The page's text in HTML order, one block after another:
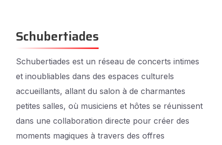
Schubertiades
Schubertiades est un réseau de concerts intimes
et inoubliables dans des espaces culturels
accueillants, allant du salon à de charmantes
petites salles, où musiciens et hôtes se réunissent
dans une collaboration directe pour créer des
moments magiques à travers des offres